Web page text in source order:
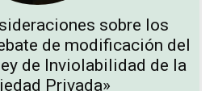
sobre los
de modificación del
de Inviolabilidad de la
Privada»